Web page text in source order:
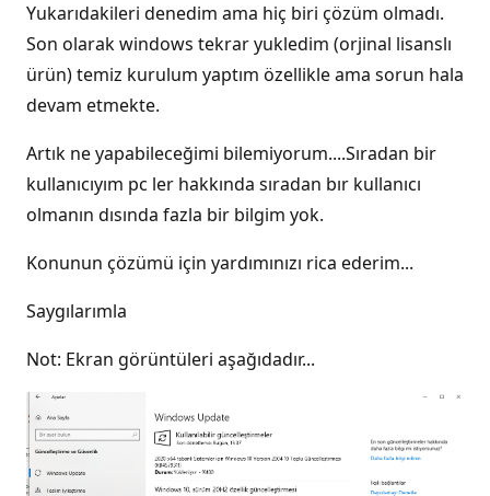
Yukarıdakileri denedim ama hiç biri çözüm olmadı.
Son olarak windows tekrar yukledim (orjinal lisanslı
ürün) temiz kurulum yaptım özellikle ama sorun hala
devam etmekte.
Artık ne yapabileceğimi bilemiyorum....Sıradan bir
kullanıcıyım pc ler hakkında sıradan bır kullanıcı
olmanın dısında fazla bir bilgim yok.
Konunun çözümü için yardımınızı rica ederim...
Saygılarımla
Not: Ekran görüntüleri aşağıdadır...